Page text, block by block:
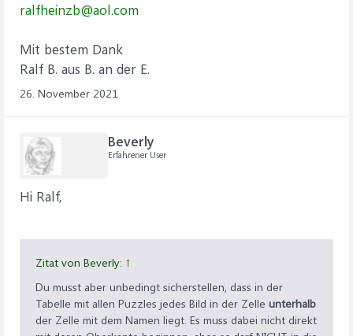
ralfheinzb@aol.com
Mit bestem Dank
Ralf B. aus B. an der E.
26. November 2021
Beverly
Erfahrener User
Hi Ralf,
Zitat von Beverly: ↑
Du musst aber unbedingt sicherstellen, dass in der
Tabelle mit allen Puzzles jedes Bild in der Zelle unterhalb
der Zelle mit dem Namen liegt. Es muss dabei nicht direkt